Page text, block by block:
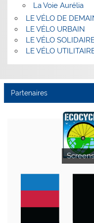
La Voie Aurélia
LE VÉLO DE
LE VÉLO URBAIN
LE VÉLO
LE VÉLO
Partenaires